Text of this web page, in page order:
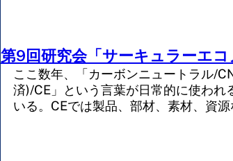
第9回研究会「サーキュラーエ
ここ数年、「カーボンニュートラル/
済)/CE」という言葉が日常的に使われ
いる。CEでは製品、部材、素材、資